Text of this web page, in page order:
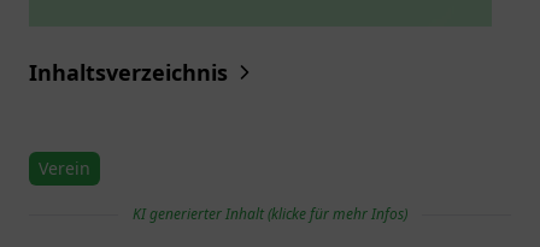
Inhaltsverzeichnis
Verein
KI generierter Inhalt (klicke für mehr Infos)